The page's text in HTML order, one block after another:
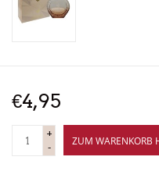
€4,95
+
-
ZUM WARENKORB